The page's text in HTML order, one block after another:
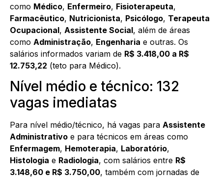
como Médico, Enfermeiro, Fisioterapeuta,
Farmacêutico, Nutricionista, Psicólogo, Terapeuta
Ocupacional, Assistente Social, além de áreas
como Administração, Engenharia e outras. Os
salários informados variam de R$ 3.418,00 a R$
12.753,22 (teto para Médico).
Nível médio e técnico: 132
vagas imediatas
Para nível médio/técnico, há vagas para Assistente
Administrativo e para técnicos em áreas como
Enfermagem, Hemoterapia, Laboratório,
Histologia e Radiologia, com salários entre R$
3.148,60 e R$ 3.750,00, também com jornadas de